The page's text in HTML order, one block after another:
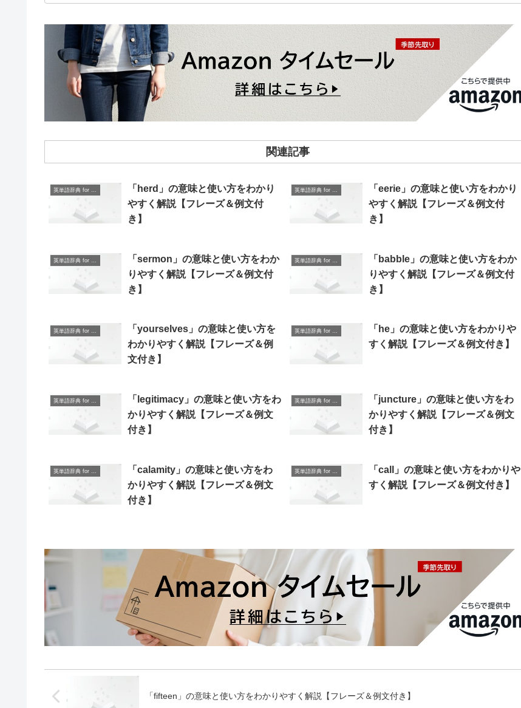
関連記事
「herd」の意味と使い方をわかり
やすく解説【フレーズ＆例文付
き】
「eerie」の意味と使い方をわかり
やすく解説【フレーズ＆例文付
き】
「sermon」の意味と使い方をわか
りやすく解説【フレーズ＆例文付
き】
「babble」の意味と使い方をわか
りやすく解説【フレーズ＆例文付
き】
「yourselves」の意味と使い方を
わかりやすく解説【フレーズ＆例
文付き】
「he」の意味と使い方をわかりや
すく解説【フレーズ＆例文付き】
英単語辞典 for Beginners
「legitimacy」の意味と使い方をわ
かりやすく解説【フレーズ＆例文
付き】
英単語辞典 for Beginners
「juncture」の意味と使い方をわ
かりやすく解説【フレーズ＆例文
付き】
英単語辞典 for Beginners
「calamity」の意味と使い方をわ
かりやすく解説【フレーズ＆例文
付き】
英単語辞典 for Beginners
「call」の意味と使い方をわかりや
すく解説【フレーズ＆例文付き】
「fifteen」の意味と使い方をわかりやすく解説【フレーズ＆例文付き】